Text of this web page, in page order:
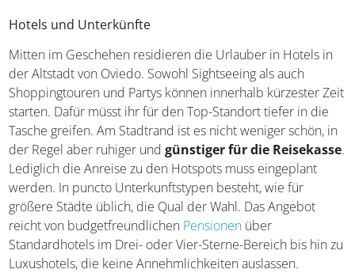
Hotels und Unterkünfte
Mitten im Geschehen residieren die Urlauber in Hotels in
der Altstadt von Oviedo. Sowohl Sightseeing als auch
Shoppingtouren und Partys können innerhalb kürzester Zeit
starten. Dafür müsst ihr für den Top-Standort tiefer in die
Tasche greifen. Am Stadtrand ist es nicht weniger schön, in
der Regel aber ruhiger undgünstiger für die Reisekasse.
Lediglich die Anreise zu den Hotspots muss eingeplant
werden. In puncto Unterkunftstypen besteht, wie für
größere Städte üblich, die Qual der Wahl. Das Angebot
reicht von budgetfreundlichen Pensionen über
Standardhotels im Drei- oder Vier-Sterne-Bereich bis hin zu
Luxushotels, die keine Annehmlichkeiten auslassen.